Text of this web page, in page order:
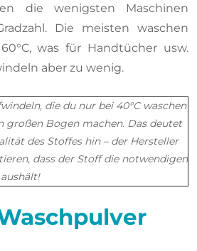
die wenigsten Maschinen
Die meisten waschen
was für Handtücher usw.
aber zu wenig.
die du nur bei 40°C waschen
großen Bogen machen. Das deutet
des Stoffes hin – der Hersteller
dass der Stoff die notwendigen